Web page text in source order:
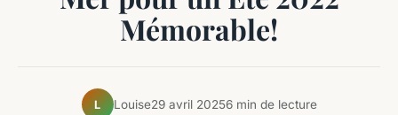
Mémorable!
L Louise29 avril 20256 min de lecture